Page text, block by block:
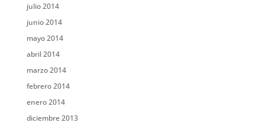
julio 2014
junio 2014
mayo 2014
abril 2014
marzo 2014
febrero 2014
enero 2014
diciembre 2013